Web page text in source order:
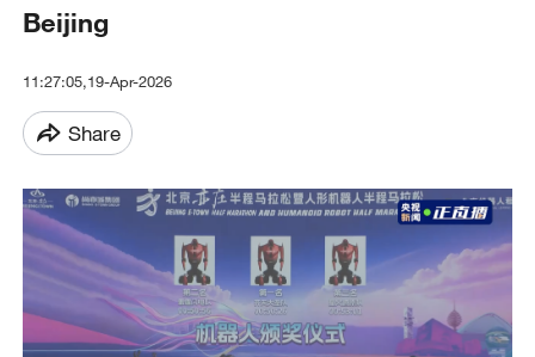
Beijing
11:27:05,19-Apr-2026
Share